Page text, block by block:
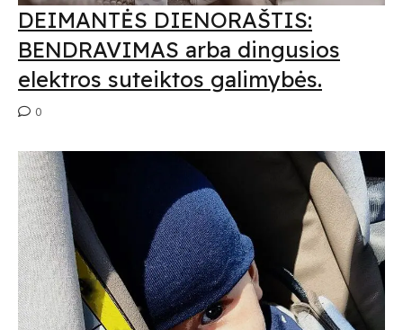
DEIMANTĖS DIENORAŠTIS:
BENDRAVIMAS arba dingusios
elektros suteiktos galimybės.
0